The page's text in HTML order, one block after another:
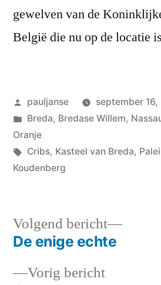
gewelven van de
België die nu op de locatie
Geplaatst
door
pauljanse
september
Geplaatst
in
Breda, Bredase Willem,
Oranje
Tags:
Cribs, Kasteel van Breda,
Koudenberg
Bericht
Vorig berichtVorig
Volgend bericht
De enige echte